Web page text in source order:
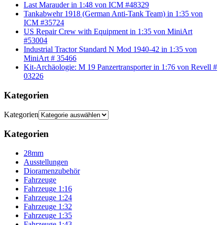
Last Marauder in 1:48 von ICM #48329
Tankabwehr 1918 (German Anti-Tank Team) in 1:35 von
ICM #35724
US Repair Crew with Equipment in 1:35 von MiniArt
#53004
Industrial Tractor Standard N Mod 1940-42 in 1:35 von
MiniArt # 35466
Kit-Archäologie: M 19 Panzertransporter in 1:76 von Revell #
03226
Kategorien
Kategorien
Kategorien
28mm
Ausstellungen
Dioramenzubehör
Fahrzeuge
Fahrzeuge 1:16
Fahrzeuge 1:24
Fahrzeuge 1:32
Fahrzeuge 1:35